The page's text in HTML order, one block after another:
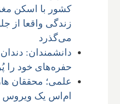
کشور با اسکن
زندگی واقعا از
می‌گذرد
دانشمندان:
حفره‌های خود را
علمی؛ محققان
ام‌اس یک